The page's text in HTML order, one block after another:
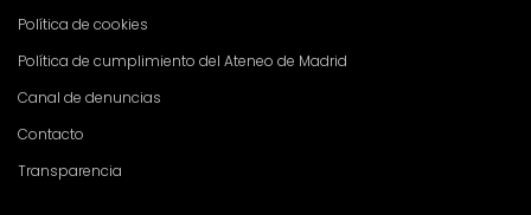
Política de cookies
Política de cumplimiento del Ateneo de Madrid
Canal de denuncias
Contacto
Transparencia